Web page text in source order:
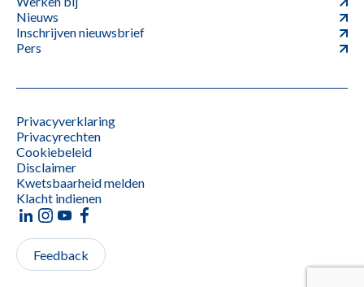
Nieuws
Inschrijven nieuwsbrief
Pers
Privacyverklaring
Privacyrechten
Cookiebeleid
Disclaimer
Kwetsbaarheid melden
Klacht indienen
Feedback